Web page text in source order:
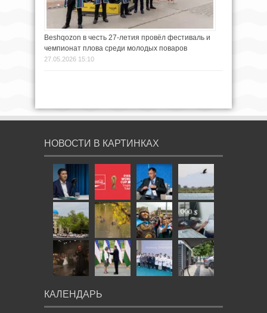
Beshqozon в честь 27-летия провёл фестиваль и
чемпионат плова среди молодых поваров
27.05.2026 15:10
НОВОСТИ В КАРТИНКАХ
КАЛЕНДАРЬ